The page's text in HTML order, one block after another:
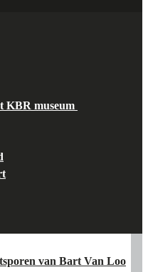
KBR museum
van Bart Van Loo